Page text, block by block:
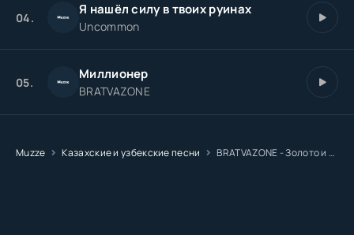
04. Я нашёл силу в твоих руинах
Uncommon
05. Миллионер
BRATVAZONE
Muzze Казахские и узбекские песни BRATVAZONE - Золото и дым